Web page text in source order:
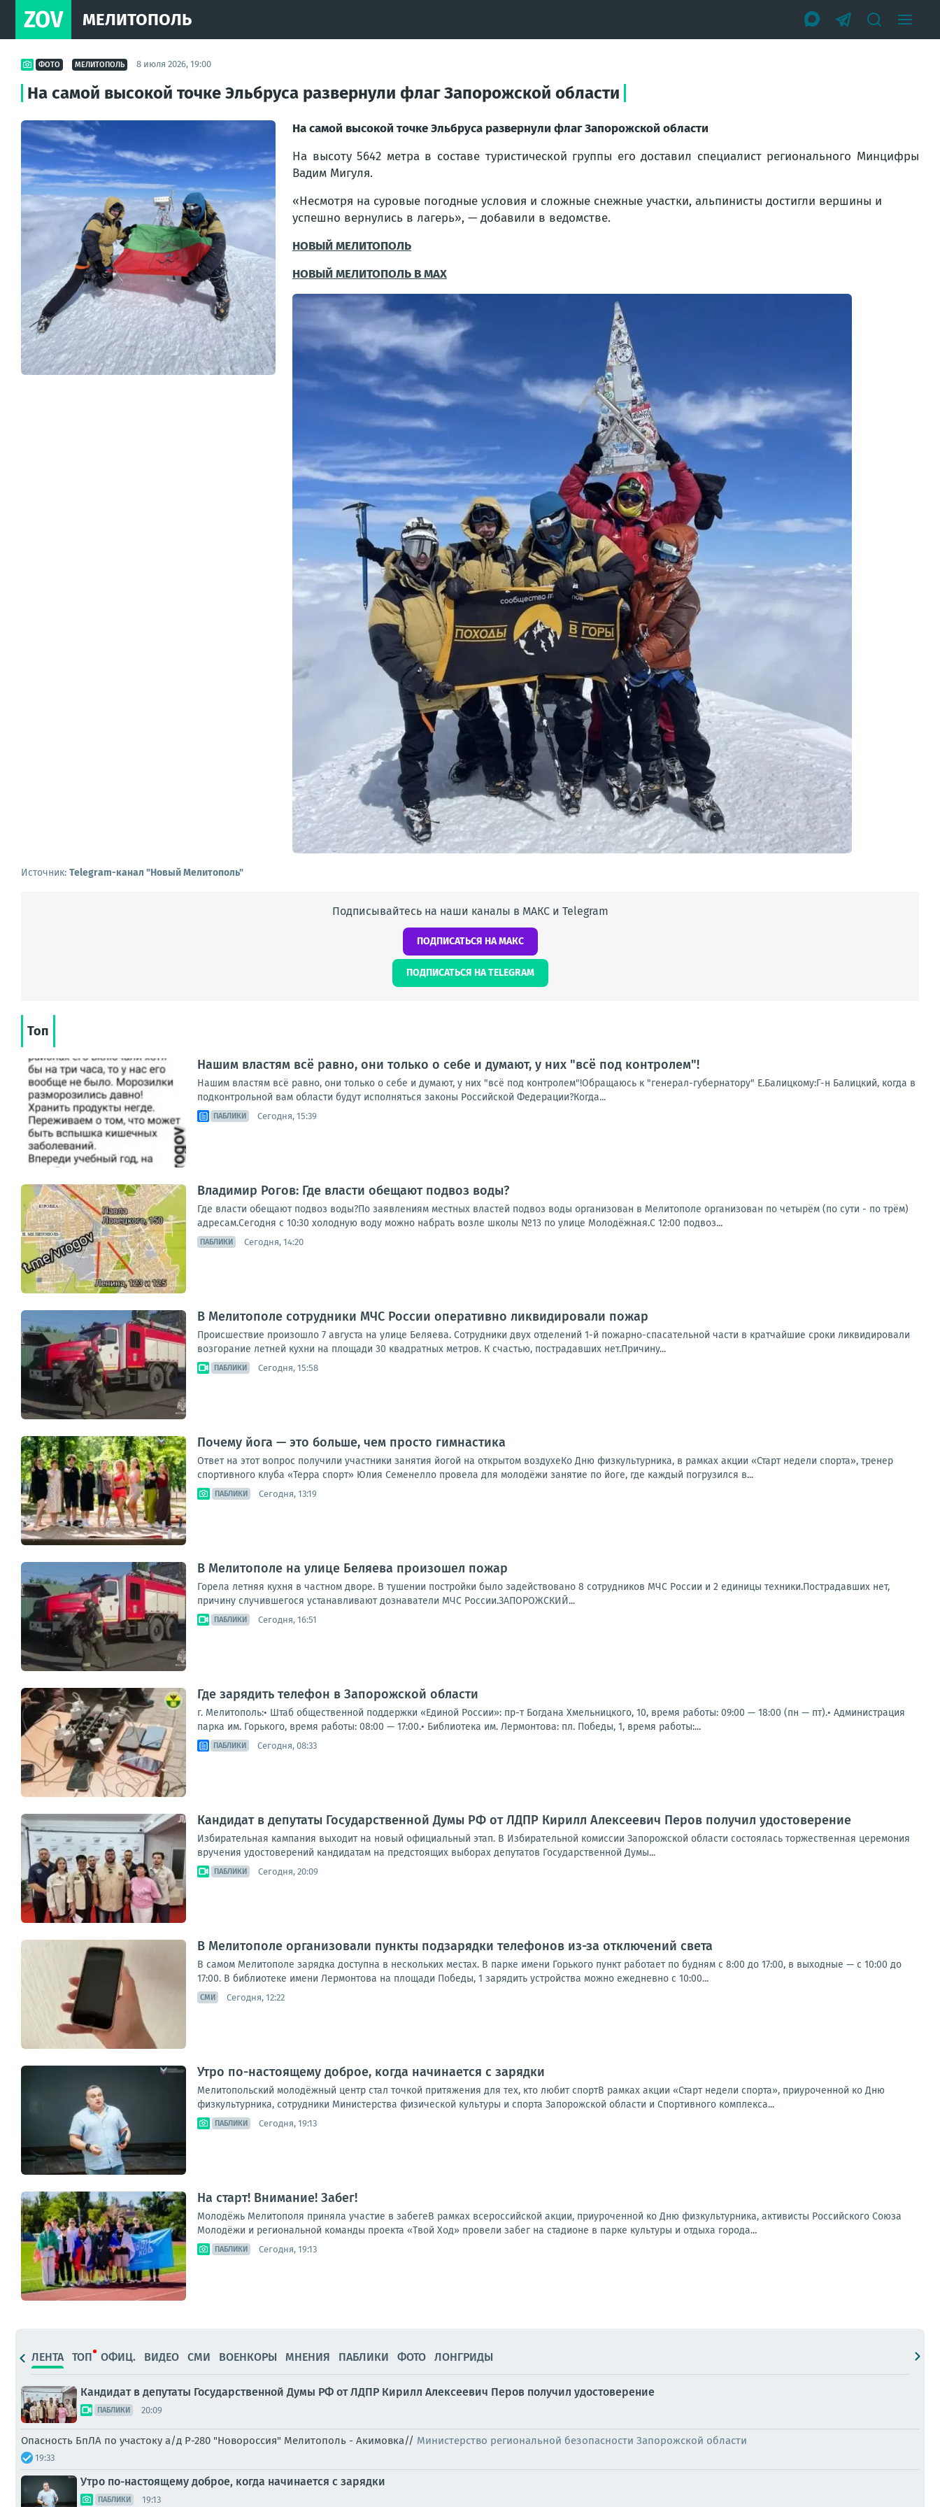
ZOV МЕЛИТОПОЛЬ
ФОТО МЕЛИТОПОЛЬ 8 июля 2026, 19:00
На самой высокой точке Эльбруса развернули флаг Запорожской области
На самой высокой точке Эльбруса развернули флаг Запорожской области
На высоту 5642 метра в составе туристической группы его доставил специалист регионального Минцифры
Вадим Мигуля.
«Несмотря на суровые погодные условия и сложные снежные участки, альпинисты достигли вершины и
успешно вернулись в лагерь», — добавили в ведомстве.
НОВЫЙ МЕЛИТОПОЛЬ
НОВЫЙ МЕЛИТОПОЛЬ В MAX
Источник: Telegram-канал "Новый Мелитополь"
Подписывайтесь на наши каналы в МАКС и Telegram
ПОДПИСАТЬСЯ НА МАКС
ПОДПИСАТЬСЯ НА TELEGRAM
Топ
Нашим властям всё равно, они только о себе и думают, у них "всё под контролем"!
Нашим властям всё равно, они только о себе и думают, у них "всё под контролем"!Обращаюсь к "генерал-губернатору" Е.Балицкому:Г-н Балицкий, когда в
подконтрольной вам области будут исполняться законы Российской Федерации?Когда...
ПАБЛИКИ Сегодня, 15:39
Владимир Рогов: Где власти обещают подвоз воды?
Где власти обещают подвоз воды?По заявлениям местных властей подвоз воды организован в Мелитополе организован по четырём (по сути - по трём)
адресам.Сегодня с 10:30 холодную воду можно набрать возле школы №13 по улице Молодёжная.С 12:00 подвоз...
ПАБЛИКИ Сегодня, 14:20
В Мелитополе сотрудники МЧС России оперативно ликвидировали пожар
Происшествие произошло 7 августа на улице Беляева. Сотрудники двух отделений 1-й пожарно-спасательной части в кратчайшие сроки ликвидировали
возгорание летней кухни на площади 30 квадратных метров. К счастью, пострадавших нет.Причину...
ПАБЛИКИ Сегодня, 15:58
Почему йога — это больше, чем просто гимнастика
Ответ на этот вопрос получили участники занятия йогой на открытом воздухеКо Дню физкультурника, в рамках акции «Старт недели спорта», тренер
спортивного клуба «Терра спорт» Юлия Семенелло провела для молодёжи занятие по йоге, где каждый погрузился в...
ПАБЛИКИ Сегодня, 13:19
В Мелитополе на улице Беляева произошел пожар
Горела летняя кухня в частном дворе. В тушении постройки было задействовано 8 сотрудников МЧС России и 2 единицы техники.Пострадавших нет,
причину случившегося устанавливают дознаватели МЧС России.ЗАПОРОЖСКИЙ...
ПАБЛИКИ Сегодня, 16:51
Где зарядить телефон в Запорожской области
г. Мелитополь:• Штаб общественной поддержки «Единой России»: пр-т Богдана Хмельницкого, 10, время работы: 09:00 — 18:00 (пн — пт).• Администрация
парка им. Горького, время работы: 08:00 — 17:00.• Библиотека им. Лермонтова: пл. Победы, 1, время работы:...
ПАБЛИКИ Сегодня, 08:33
Кандидат в депутаты Государственной Думы РФ от ЛДПР Кирилл Алексеевич Перов получил удостоверение
Избирательная кампания выходит на новый официальный этап. В Избирательной комиссии Запорожской области состоялась торжественная церемония
вручения удостоверений кандидатам на предстоящих выборах депутатов Государственной Думы...
ПАБЛИКИ Сегодня, 20:09
В Мелитополе организовали пункты подзарядки телефонов из-за отключений света
В самом Мелитополе зарядка доступна в нескольких местах. В парке имени Горького пункт работает по будням с 8:00 до 17:00, в выходные — с 10:00 до
17:00. В библиотеке имени Лермонтова на площади Победы, 1 зарядить устройства можно ежедневно с 10:00...
СМИ Сегодня, 12:22
Утро по-настоящему доброе, когда начинается с зарядки
Мелитопольский молодёжный центр стал точкой притяжения для тех, кто любит спортВ рамках акции «Старт недели спорта», приуроченной ко Дню
физкультурника, сотрудники Министерства физической культуры и спорта Запорожской области и Спортивного комплекса...
ПАБЛИКИ Сегодня, 19:13
На старт! Внимание! Забег!
Молодёжь Мелитополя приняла участие в забегеВ рамках всероссийской акции, приуроченной ко Дню физкультурника, активисты Российского Союза
Молодёжи и региональной команды проекта «Твой Ход» провели забег на стадионе в парке культуры и отдыха города...
ПАБЛИКИ Сегодня, 19:13
ЛЕНТА ТОП ОФИЦ. ВИДЕО СМИ ВОЕНКОРЫ МНЕНИЯ ПАБЛИКИ ФОТО ЛОНГРИДЫ
Кандидат в депутаты Государственной Думы РФ от ЛДПР Кирилл Алексеевич Перов получил удостоверение
ПАБЛИКИ 20:09
Опасность БпЛА по участоку а/д Р-280 "Новороссия" Мелитополь - Акимовка// Министерство региональной безопасности Запорожской области
19:33
Утро по-настоящему доброе, когда начинается с зарядки
ПАБЛИКИ 19:13